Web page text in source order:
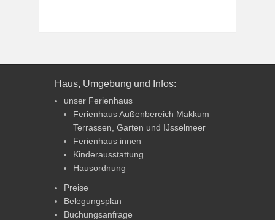
Haus, Umgebung und Infos:
unser Ferienhaus
Ferienhaus Außenbereich Makkum –
Terrassen, Garten und IJsselmeer
Ferienhaus innen
Kinderausstattung
Hausordnung
Preise
Belegungsplan
Buchungsanfrage